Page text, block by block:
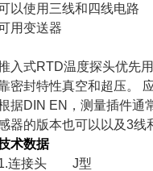
以使用三线和四线电路
用变送器
入式RTD温度探头优先
密封特性真空和超压。
据DIN EN，测量插件通
器的版本也可以以及3线
术数据
连接头 J型